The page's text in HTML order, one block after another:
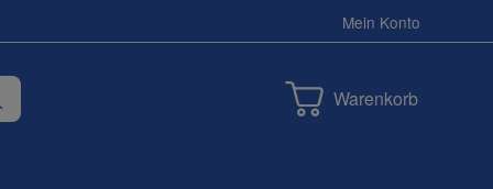
Mein Konto
Warenkorb